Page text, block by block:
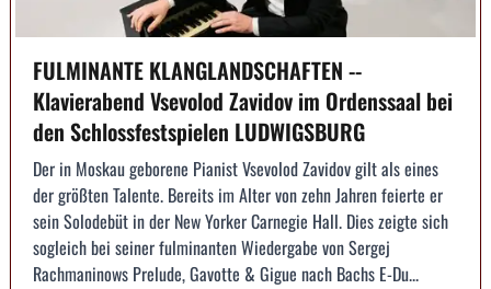
FULMINANTE KLANGLANDSCHAFTEN --
Klavierabend Vsevolod Zavidov im Ordenssaal bei
den Schlossfestspielen LUDWIGSBURG
Der in Moskau geborene Pianist Vsevolod Zavidov gilt als eines
der größten Talente. Bereits im Alter von zehn Jahren feierte er
sein Solodebüt in der New Yorker Carnegie Hall. Dies zeigte sich
sogleich bei seiner fulminanten Wiedergabe von Sergej
Rachmaninows Prelude, Gavotte & Gigue nach Bachs E-Du...